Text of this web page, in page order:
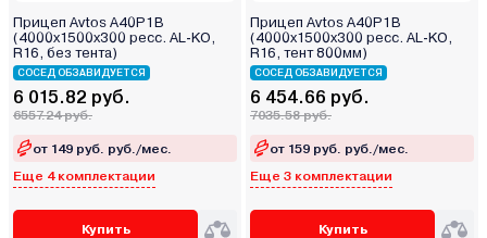
Прицеп Avtos A40P1B
(4000х1500х300 ресс. AL-KO,
R16, без тента)
СОСЕД ОБЗАВИДУЕТСЯ
6 015.82 руб.
6557.24 руб.
от 149 руб. руб./мес.
Еще 4 комплектации
Купить
Прицеп Avtos A40P1B
(4000х1500х300 ресс. AL-KO,
R16, тент 800мм)
СОСЕД ОБЗАВИДУЕТСЯ
6 454.66 руб.
7035.58 руб.
от 159 руб. руб./мес.
Еще 3 комплектации
Купить